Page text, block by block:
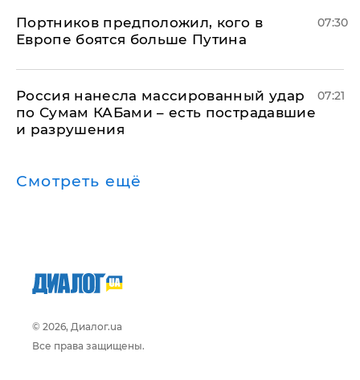
Портников предположил, кого в
Европе боятся больше Путина
07:30
Россия нанесла массированный удар
по Сумам КАБами – есть пострадавшие
и разрушения
07:21
Смотреть ещё
© 2026, Диалог.ua
Все права защищены.